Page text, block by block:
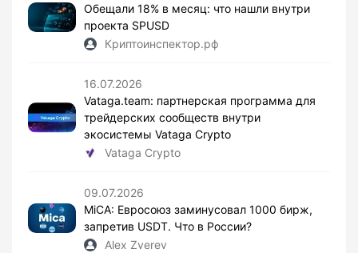
Обещали 18% в месяц: что нашли внутри
проекта SPUSD
Криптоинспектор.рф
16.07.2026
Vataga.team: партнерская программа для
трейдерских сообществ внутри
экосистемы Vataga Crypto
Vataga Crypto
09.07.2026
MiCA: Евросоюз заминусовал 1000 бирж,
запретив USDT. Что в России?
Alex Zverev